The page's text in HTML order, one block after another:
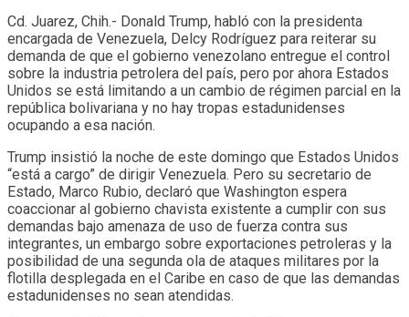
Cd. Juarez, Chih.- Donald Trump, habló con la presidenta
encargada de Venezuela, Delcy Rodríguez para reiterar su
demanda de que el gobierno venezolano entregue el control
sobre la industria petrolera del país, pero por ahora Estados
Unidos se está limitando a un cambio de régimen parcial en la
república bolivariana y no hay tropas estadunidenses
ocupando a esa nación.
Trump insistió la noche de este domingo que Estados Unidos
“está a cargo” de dirigir Venezuela. Pero su secretario de
Estado, Marco Rubio, declaró que Washington espera
coaccionar al gobierno chavista existente a cumplir con sus
demandas bajo amenaza de uso de fuerza contra sus
integrantes, un embargo sobre exportaciones petroleras y la
posibilidad de una segunda ola de ataques militares por la
flotilla desplegada en el Caribe en caso de que las demandas
estadunidenses no sean atendidas.